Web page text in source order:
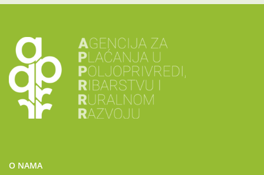
O NAMA